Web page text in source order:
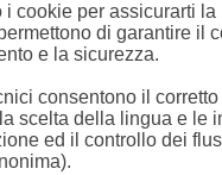
i cookie per assicurarti
di garantire il
e la sicurezza.
consentono il
scelta della lingua e le
ed il controllo dei